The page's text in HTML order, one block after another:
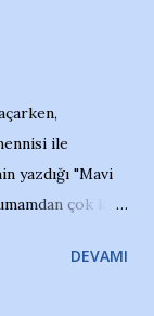
ile
yazdığı "Mavi
çok kısa
DEVAMI